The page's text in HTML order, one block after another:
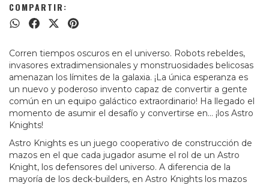
COMPARTIR:
Corren tiempos oscuros en el universo. Robots rebeldes,
invasores extradimensionales y monstruosidades belicosas
amenazan los límites de la galaxia. ¡La única esperanza es
un nuevo y poderoso invento capaz de convertir a gente
común en un equipo galáctico extraordinario! Ha llegado el
momento de asumir el desafío y convertirse en… ¡los Astro
Knights!
Astro Knights es un juego cooperativo de construcción de
mazos en el que cada jugador asume el rol de un Astro
Knight, los defensores del universo. A diferencia de la
mayoría de los deck-builders, en Astro Knights los mazos